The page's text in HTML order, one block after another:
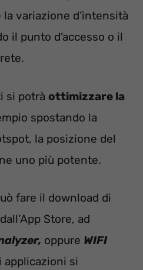
variazione d’intensità
il punto d’accesso o il
si potrà ottimizzare la
spostando la
la posizione del
uno più potente.
fare il download di
Store, ad
oppure WIFI
applicazioni si